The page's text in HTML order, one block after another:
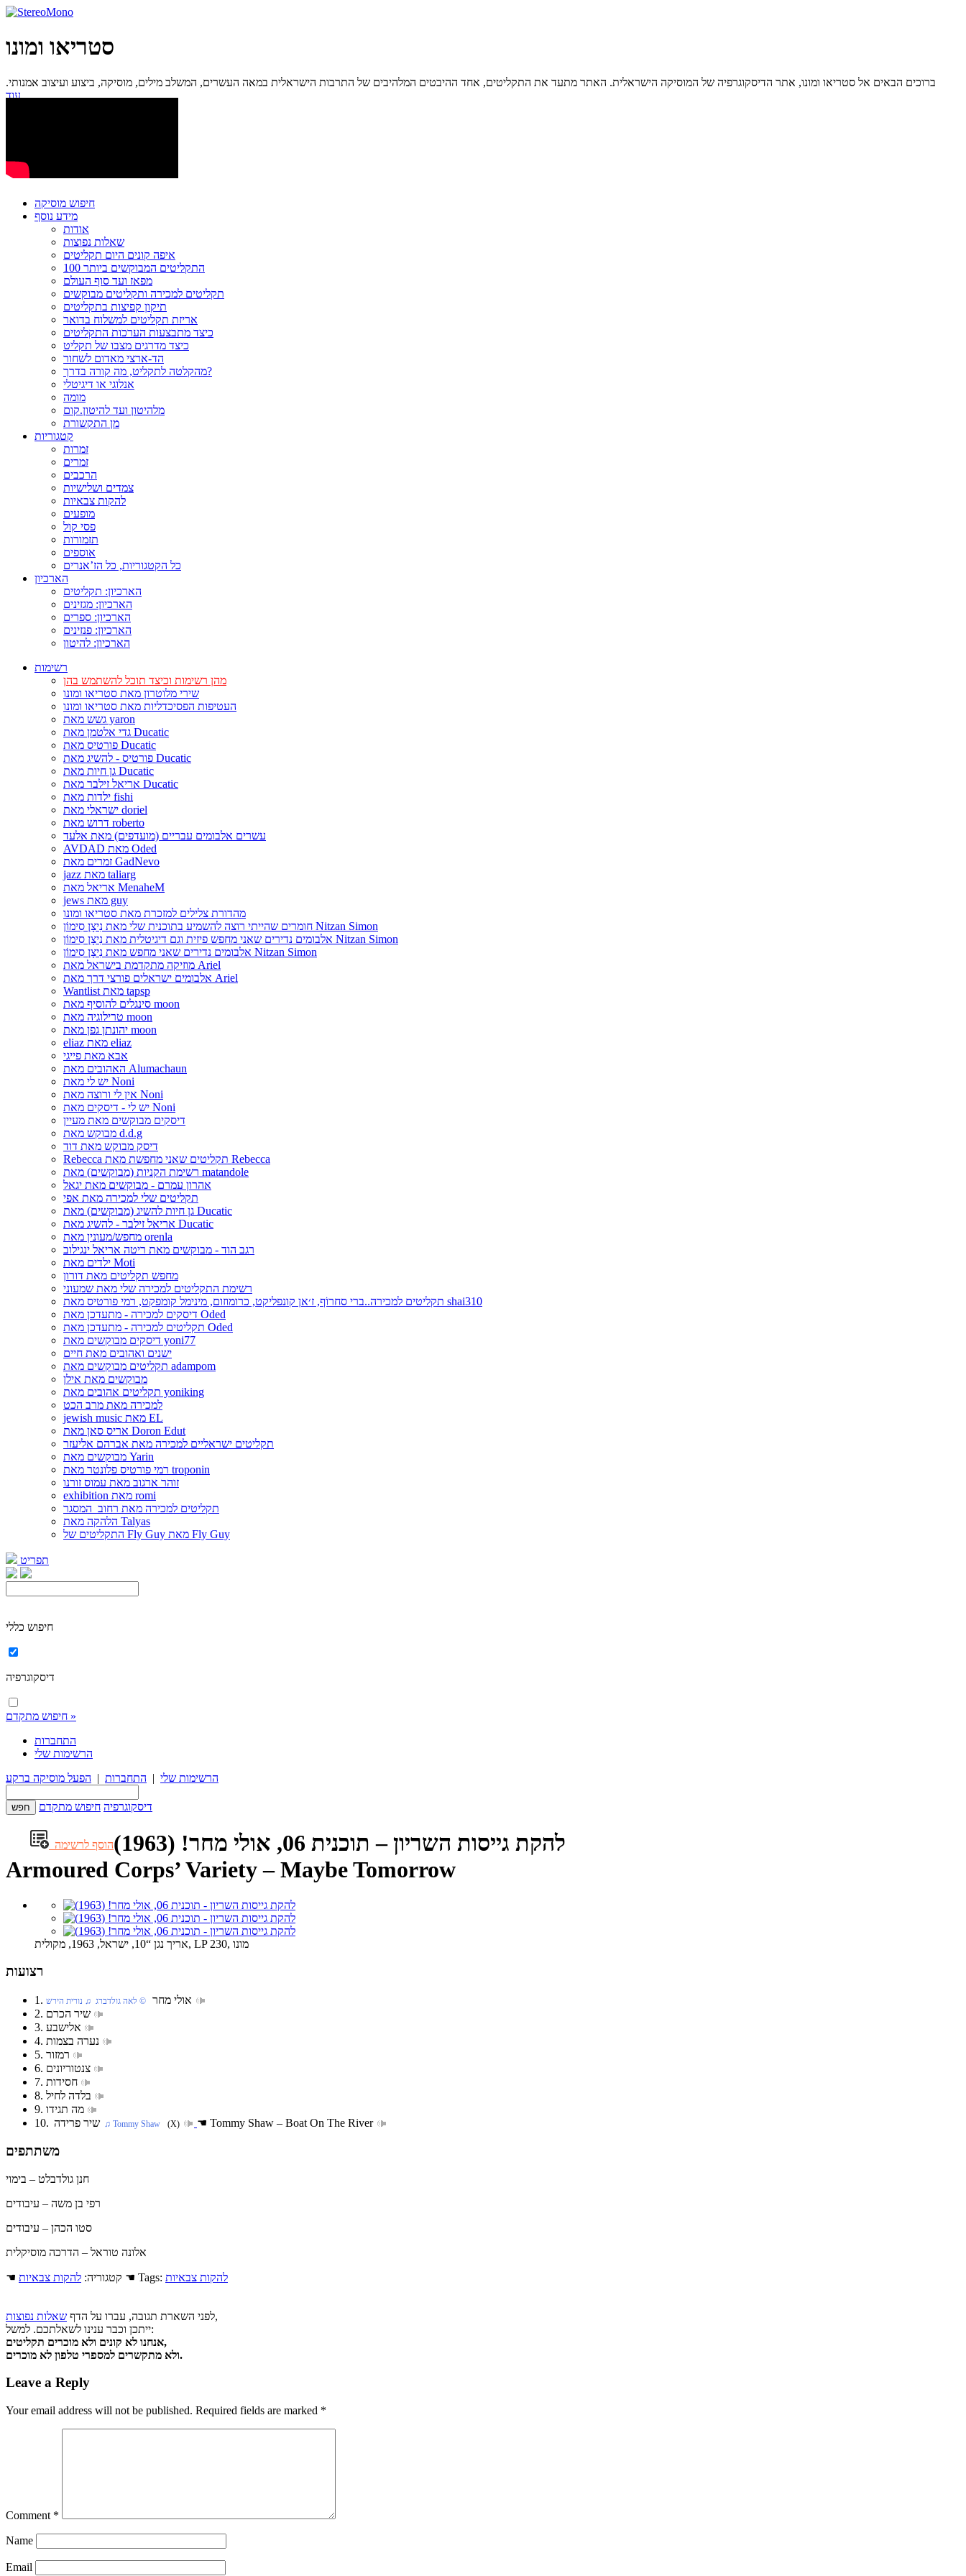
סטריאו ומונו
ברוכים הבאים אל סטריאו ומונו, אתר הדיסקוגרפיה של המוסיקה הישראלית. האתר מתעד את התקליטים, אחד ההיבטים המלהיבים של התרבות הישראלית במאה העשרים, המשלב מילים, מוסיקה, ביצוע ועיצוב אמנותי.
עוד...
חיפוש מוסיקה
מידע נוסף
אודות
שאלות נפוצות
איפה קונים היום תקליטים
100 התקליטים המבוקשים ביותר
מפאז ועד סוף העולם
תקליטים למכירה ותקליטים מבוקשים
תיקון קפיצות בתקליטים
אריזת תקליטים למשלוח בדואר
כיצד מתבצעות הערכות התקליטים
כיצד מדרגים מצבו של תקליט
הד-ארצי מאדום לשחור
מהקלטה לתקליט, מה קורה בדרך?
אנלוגי או דיגיטלי
מומה
מלהיטון ועד להיטון.קום
מן התקשורת
קטגוריות
זמרות
זמרים
הרכבים
צמדים ושלישיות
להקות צבאיות
מופעים
פסי קול
תזמורות
אוספים
כל הקטגוריות, כל הז’אנרים
הארכיון
הארכיון: תקליטים
הארכיון: מגזינים
הארכיון: ספרים
הארכיון: פנזינים
הארכיון: להיטון
רשימות
מהן רשימות וכיצד תוכל להשתמש בהן
שירי מלוטרון מאת סטריאו ומונו
העטיפות הפסיכדליות מאת סטריאו ומונו
גשש מאת yaron
גדי אלטמן מאת Ducatic
פורטיס מאת Ducatic
פורטיס - להשיג מאת Ducatic
גן חיות מאת Ducatic
אריאל זילבר מאת Ducatic
ילדות מאת fishi
ישראלי מאת doriel
דרוש מאת roberto
עשרים אלבומים עבריים (מועדפים) מאת אלעד
AVDAD מאת Oded
זמרים מאת GadNevo
jazz מאת taliarg
אריאל מאת MenaheM
jews מאת guy
מהדורת צלילים למזכרת מאת סטריאו ומונו
חומרים שהייתי רוצה להשמיע בתוכנית שלי מאת נִיצָן סִימוֹן Nitzan Simon
אלבומים נדירים שאני מחפש פיזית וגם דיגיטלית מאת נִיצָן סִימוֹן Nitzan Simon
אלבומים נדירים שאני מחפש מאת נִיצָן סִימוֹן Nitzan Simon
מוזיקה מתקדמת בישראל מאת Ariel
אלבומים ישראלים פורצי דרך מאת Ariel
Wantlist מאת tapsp
סינגלים להוסיף מאת moon
טרילוגיה מאת moon
יהונתן גפן מאת moon
eliaz מאת eliaz
אבא מאת פייגי
האהובים מאת Alumachaun
יש לי מאת Noni
אין לי ורוצה מאת Noni
יש לי - דיסקים מאת Noni
דיסקים מבוקשים מאת מעיין
מבוקש מאת d.d.g
דיסק מבוקש מאת דוד
Rebecca תקליטים שאני מחפשת מאת Rebecca
רשימת הקניות (מבוקשים) מאת matandole
אהרון עמרם - מבוקשים מאת יגאל
תקליטים שלי למכירה מאת אפי
גן חיות להשיג (מבוקשים) מאת Ducatic
אריאל זילבר - להשיג מאת Ducatic
מחפש/מעונין מאת orenla
רגב הוד - מבוקשים מאת ריטה אריאל ינגילוב
ילדים מאת Moti
מחפש תקליטים מאת דורון
רשימת התקליטים למכירה שלי מאת שמעוני
תקליטים למכירה..ברי סחרוֹף, ז׳אן קונפליקט, כרומוזום, מינימל קומפקט, רמי פורטיס מאת shai310
דיסקים למכירה - מתעדכן מאת Oded
תקליטים למכירה - מתעדכן מאת Oded
דיסקים מבוקשים מאת yoni77
ישנים ואהובים מאת חיים
תקליטים מבוקשים מאת adampom
מבוקשים מאת אילן
תקליטים אהובים מאת yoniking
למכירה מאת מרב הכט
jewish music מאת EL
אריס סאן מאת Doron Edut
תקליטים ישראליים למכירה מאת אברהם אליעזר
מבוקשים מאת Yarin
רמי פורטיס פלונטר מאת troponin
זוהר ארגוב מאת עמוס זורנו
exhibition מאת romi
תקליטים למכירה מאת רחוב_המסגר
הלהקה מאת Talyas
התקליטים של Fly Guy מאת Fly Guy
תפריט
חיפוש כללי
חיפוש מתקדם »
התחברות
הרשימות שלי
הרשימות שלי | התחברות | הפעל מוסיקה ברקע
דיסקוגרפיה חיפוש מתקדם
הוסף לרשימה
להקת גייסות השריון – תוכנית 06, אולי מחר! (1963)
Armoured Corps’ Variety – Maybe Tomorrow
אריך נגן “10, ישראל, 1963, מקולית, LP 230, מונו
רצועות
1. אולי מחר ‏ © לאה גולדברג‏ ♫ נורית הירש
2. שיר הכרם
3. אלישבע
4. נערה בצמות
5. רמזור
6. צנטוריונים
7. חסידות
8. בלדה לחיל
9. מה תגידו
10. שיר פרידה ‏ ♫ Tommy Shaw (X) ☚ Tommy Shaw – Boat On The River
משתתפים
חנן גולדבלט – בימוי
רפי בן משה – עיבודים
סטו הכהן – עיבודים
אלונה טוראל – הדרכה מוסיקלית
☚ קטגוריה: להקות צבאיות ☚ Tags: להקות צבאיות
לפני השארת תגובה, עברו על הדף שאלות נפוצות
,
ייתכן וכבר ענינו לשאלתכם. למשל:
אנחנו לא קונים ולא מוכרים תקליטים,
ולא מתקשרים למספרי טלפון לא מוכרים.
Leave a Reply
Your email address will not be published. Required fields are marked *
Comment *
Name
Email